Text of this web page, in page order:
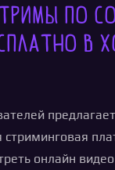
по
в
стриминговая
онлайн